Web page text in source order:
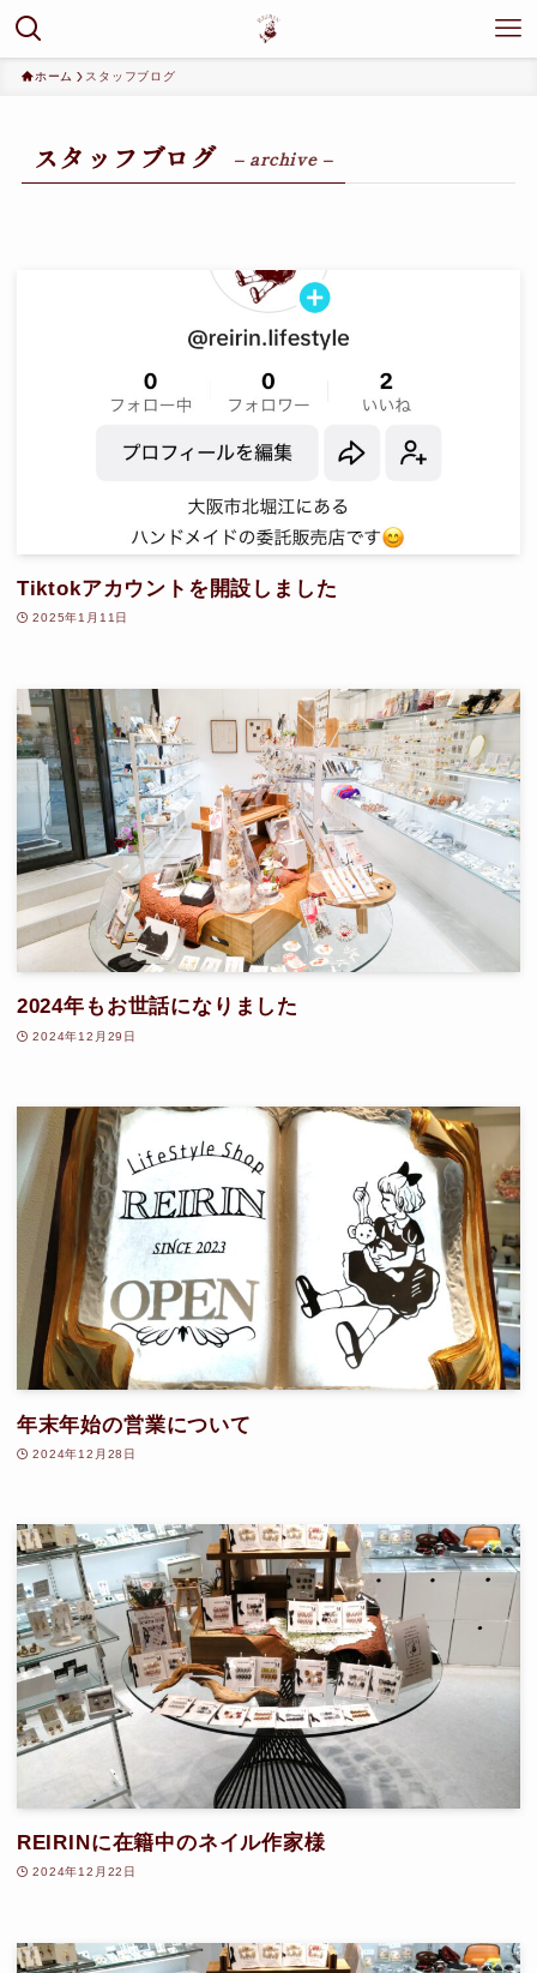
ホーム スタッフブログ
スタッフブログ – archive –
Tiktokアカウントを開設しました
2025年1月11日
2024年もお世話になりました
2024年12月29日
年末年始の営業について
2024年12月28日
REIRINに在籍中のネイル作家様
2024年12月22日